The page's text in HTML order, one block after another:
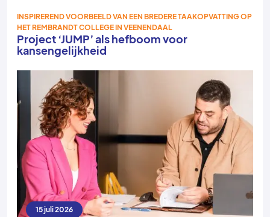
INSPIREREND VOORBEELD VAN EEN BREDERE TAAKOPVATTING OP
HET REMBRANDT COLLEGE IN VEENENDAAL
Project ‘JUMP’ als hefboom voor
kansengelijkheid
15 juli 2026